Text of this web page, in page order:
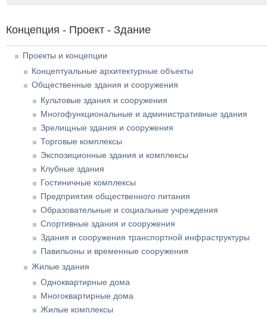
Концепция - Проект - Здание
Проекты и концепции
Концептуальные архитектурные объекты
Общественные здания и сооружения
Культовые здания и сооружения
Многофункциональные и административные здания
Зрелищные здания и сооружения
Торговые комплексы
Экспозиционные здания и комплексы
Клубные здания
Гостиничные комплексы
Предприятия общественного питания
Образовательные и социальные учреждения
Спортивные здания и сооружения
Здания и сооружения транспортной инфраструктуры
Павильоны и временные сооружения
Жилые здания
Одноквартирные дома
Многоквартирные дома
Жилые комплексы